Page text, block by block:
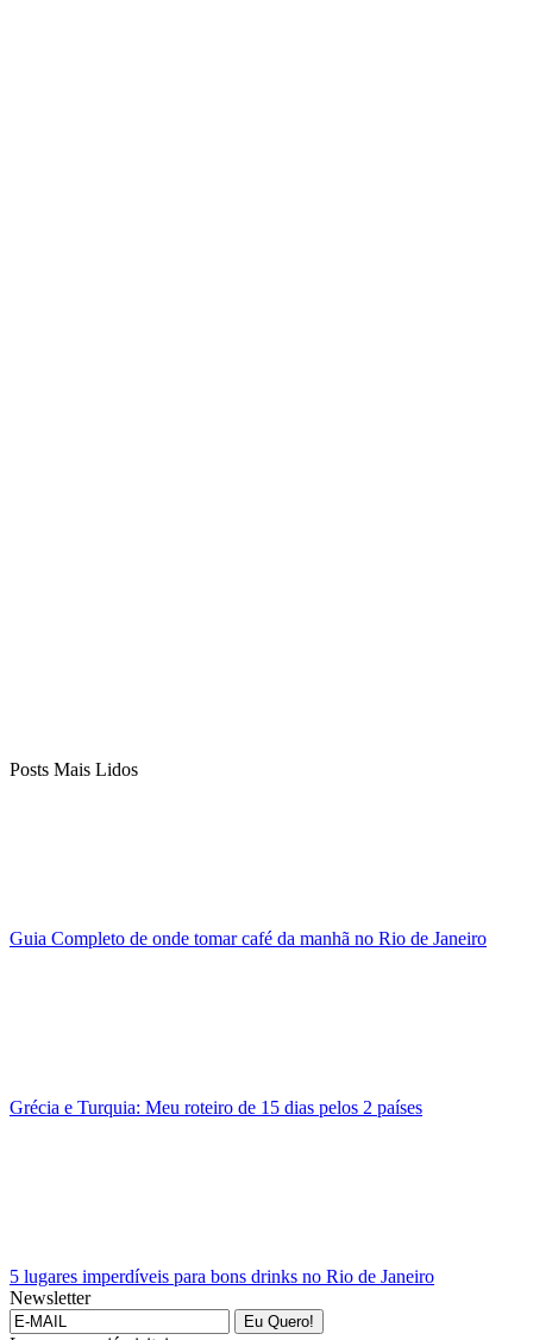
Posts Mais Lidos
Guia Completo de onde tomar café da manhã no Rio de Janeiro
Grécia e Turquia: Meu roteiro de 15 dias pelos 2 países
5 lugares imperdíveis para bons drinks no Rio de Janeiro
Newsletter